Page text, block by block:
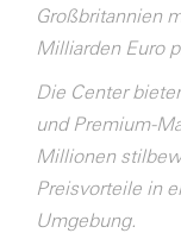
Großbritannien
Milliarden Euro
Die Center
und Premium-
Millionen
Preisvorteile in
Umgebung.